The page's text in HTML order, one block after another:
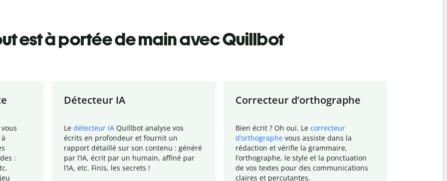
est à portée de main avec Quillbot
:
Détecteur IA
Le détecteur IA Quillbot analyse vos
écrits en profondeur et fournit un
rapport détaillé sur son contenu : généré
par l’IA, écrit par un humain, affiné par
l’IA, etc. Finis, les secrets !
Correcteur d’orthographe
Bien écrit ? Oh oui. Le correcteur
d’orthographe vous assiste dans la
rédaction et vérifie la grammaire,
l’orthographe, le style et la ponctuation
de vos textes pour des communications
claires et percutantes.